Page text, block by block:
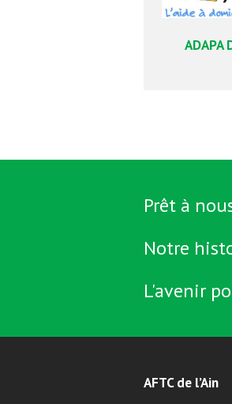
ADAPA
Prêt à
Notre
L'avenir
AFTC de l’Ain